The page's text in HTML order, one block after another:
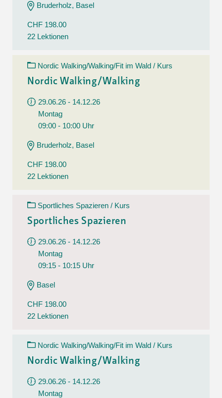
Bruderholz, Basel
CHF 198.00
22 Lektionen
Nordic Walking/Walking/Fit im Wald / Kurs
Nordic Walking/Walking
29.06.26 - 14.12.26
Montag
09:00 - 10:00 Uhr
Bruderholz, Basel
CHF 198.00
22 Lektionen
Sportliches Spazieren / Kurs
Sportliches Spazieren
29.06.26 - 14.12.26
Montag
09:15 - 10:15 Uhr
Basel
CHF 198.00
22 Lektionen
Nordic Walking/Walking/Fit im Wald / Kurs
Nordic Walking/Walking
29.06.26 - 14.12.26
Montag